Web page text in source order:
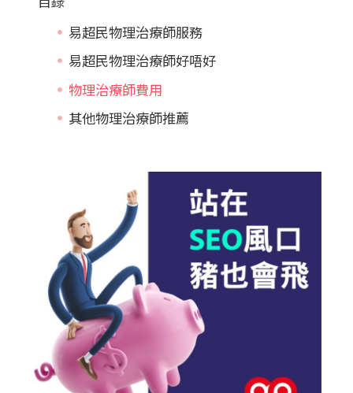
易超民物理治療師服務
易超民物理治療師好唔好
物理治療師費用
其他物理治療師推薦